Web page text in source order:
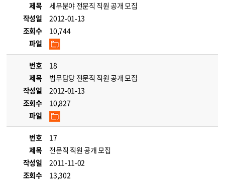
제목
세무분야 전문직 직원 공개 모집
작성일
2012-01-13
조회수
10,744
파일
번호
18
제목
법무담당 전문직 직원 공개 모집
작성일
2012-01-13
조회수
10,827
파일
번호
17
제목
전문직 직원 공개 모집
작성일
2011-11-02
조회수
13,302